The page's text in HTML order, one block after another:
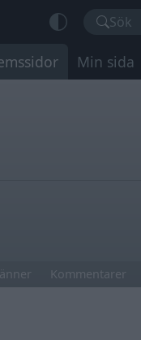
Sök
Min sida
Kommentarer